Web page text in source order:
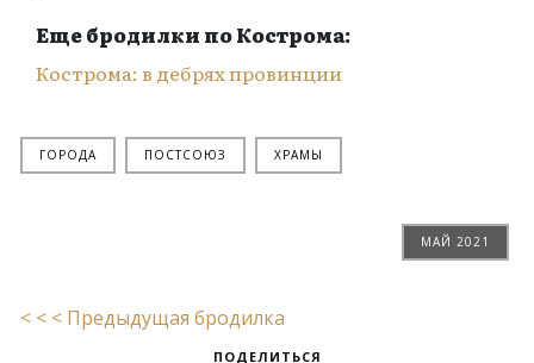
Еще бродилки по Кострома:
Кострома: в дебрях провинции
ГОРОДА ПОСТСОЮЗ ХРАМЫ
МАЙ 2021
< < < Предыдущая бродилка
ПОДЕЛИТЬСЯ